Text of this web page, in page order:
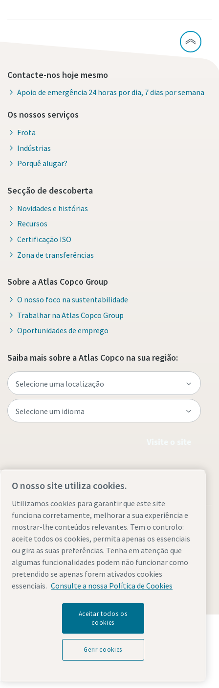
Contacte-nos hoje mesmo
Apoio de emergência 24 horas por dia, 7 dias por semana
Os nossos serviços
Frota
Indústrias
Porquê alugar?
Secção de descoberta
Novidades e histórias
Recursos
Certificação ISO
Zona de transferências
Sobre a Atlas Copco Group
O nosso foco na sustentabilidade
Trabalhar na Atlas Copco Group
Oportunidades de emprego
Saiba mais sobre a Atlas Copco na sua região:
Avisos legais e de privacidadeGerir cookiesAcessibilidade
Mapa do site
© 2026 Atlas Copco AB
Descubra como o Atlas Copco Group permite uma
tecnologia que transforma o futuro.
Visite o website do Atlas Copco Group
O nosso site utiliza cookies.
Utilizamos cookies para garantir que este site
funciona corretamente, melhorar a sua experiência e
mostrar-lhe conteúdos relevantes. Tem o controlo:
aceite todos os cookies, permita apenas os essenciais
ou gira as suas preferências. Tenha em atenção que
algumas funcionalidades podem não funcionar como
pretendido se apenas forem ativados cookies
essenciais. Consulte a nossa Política de Cookies
Aceitar todos os
cookies
Gerir cookies